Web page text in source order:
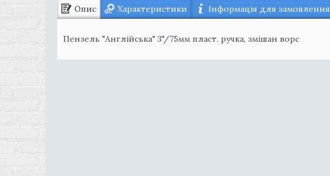
Опис Характеристики Інформація для замовлення
Пензель "Англійська" 3"/75мм пласт. ручка, змішан ворс